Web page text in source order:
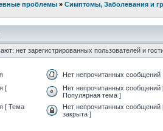
проблемы» Симптомы, Заболевания и
нет зарегистрированных пользователей и
Нет непрочитанных сообщений
[
Нет непрочитанных сообщений
Популярная тема ]
[ Тема
Нет непрочитанных сообщений
закрыта ]